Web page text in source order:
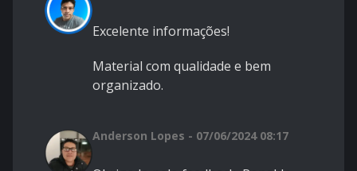
Excelente informações!
Material com qualidade e bem
organizado.
Anderson Lopes - 07/06/2024 08:17